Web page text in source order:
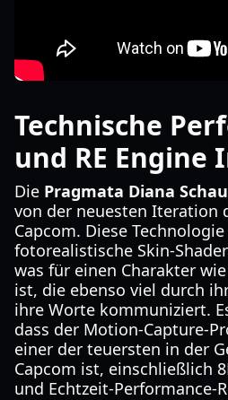
Technische
und RE
Die Pragmata Diana
von der neuesten Iteration
Capcom. Diese
fotorealistische Skin-
was für einen Charakter
ist, die ebenso viel durch
ihre Worte kommuniziert.
dass der Motion-Capture-
einer der teuersten in der
Capcom ist, einschließlich
und Echtzeit-Performance-